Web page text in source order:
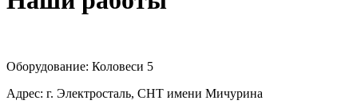
Оборудование: Коловеси 5
Адрес: г. Электросталь, СНТ имени Мичурина